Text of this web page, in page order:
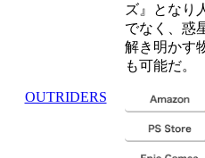
OUTRIDERS
ズ』となり
でなく、惑
解き明かす
も可能だ。